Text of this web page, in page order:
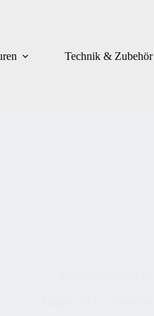
Technik & Zubehör